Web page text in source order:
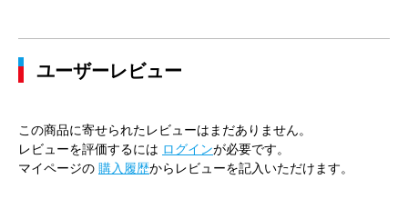
ユーザーレビュー
この商品に寄せられたレビューはまだありません。
レビューを評価するには ログインが必要です。
マイページの 購入履歴からレビューを記入いただけます。